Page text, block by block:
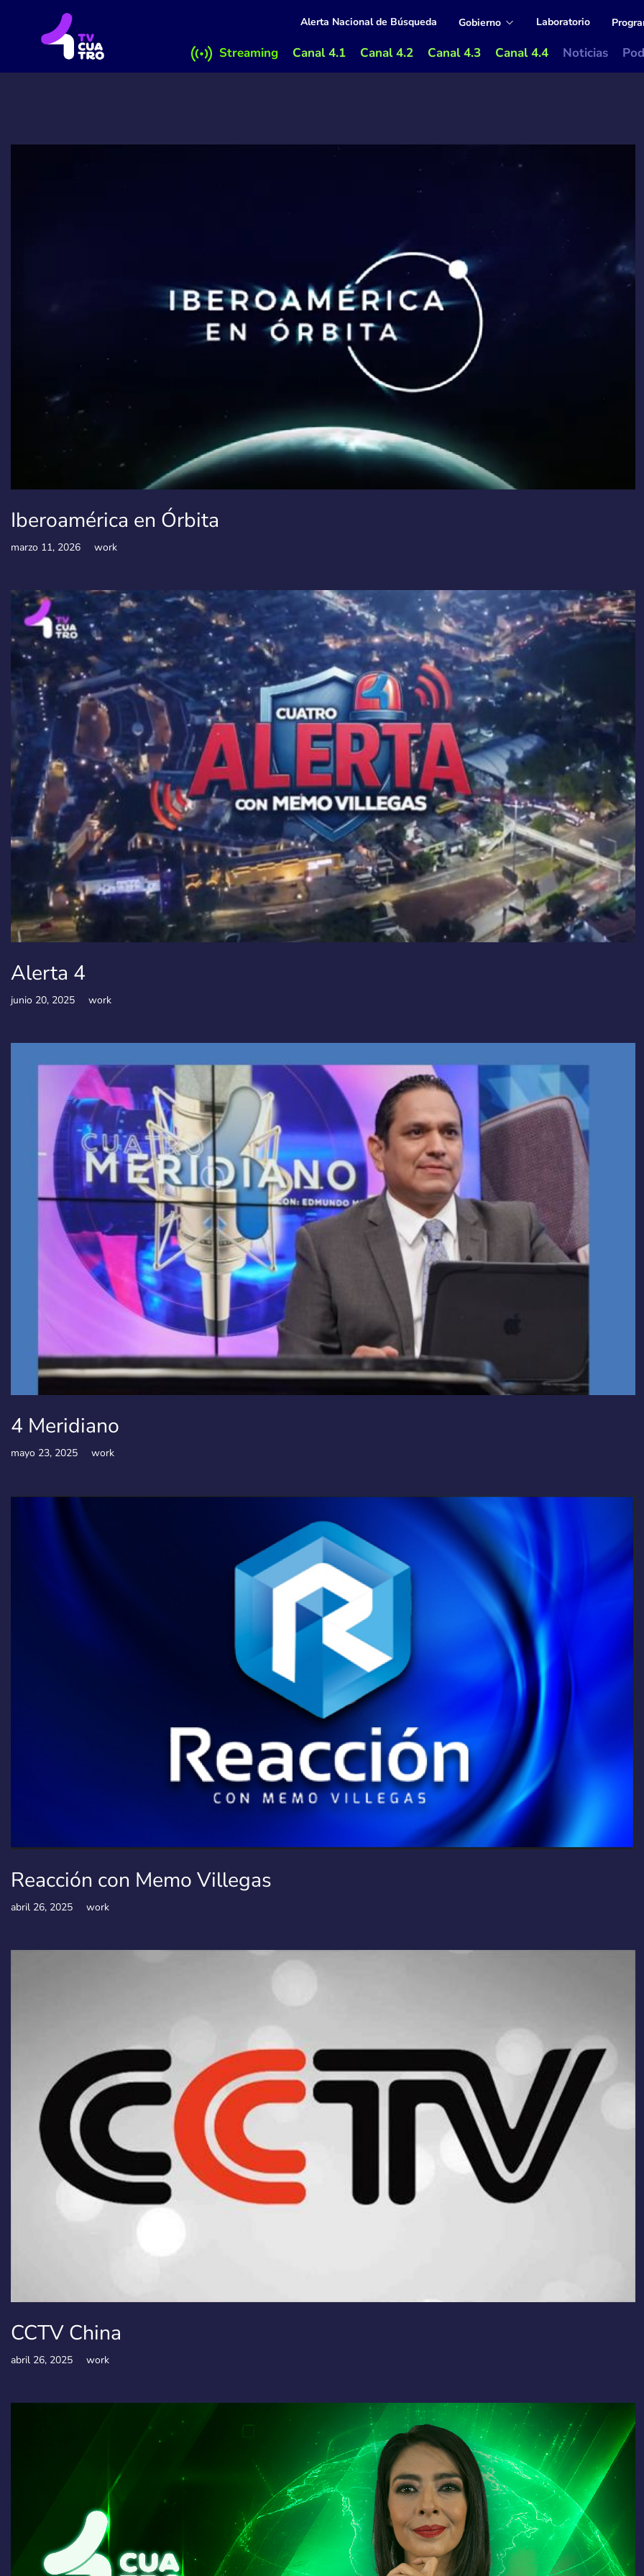
Alerta Nacional de Búsqueda Gobierno Laboratorio
Streaming Canal 4.1 Canal 4.2 Canal 4.3 Canal 4.4 Noticias
Iberoamérica en Órbita
marzo 11, 2026 work
Alerta 4
junio 20, 2025 work
4 Meridiano
mayo 23, 2025 work
Reacción con Memo Villegas
abril 26, 2025 work
CCTV China
abril 26, 2025 work